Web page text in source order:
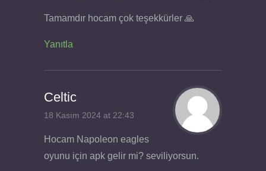
Tamamdır hocam çok teşekkürler 🙏
Yanıtla
Celtic
18 Kasım 2024 at 22:43
Hocam Napoleon eagles
oyunu için apk gelir mi? seviliyorsun.